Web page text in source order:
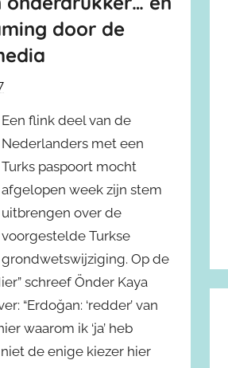
door de
Een flink deel van de
Nederlanders met een
Turks paspoort mocht
afgelopen week zijn stem
uitbrengen over de
voorgestelde Turkse
grondwetswijziging. Op de
schreef Önder Kaya
“Erdoğan: ‘redder’ van
waarom ik ‘ja’ heb
de enige kiezer hier